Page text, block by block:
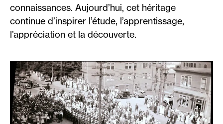
connaissances. Aujourd’hui, cet héritage
continue d’inspirer l’étude, l’apprentissage,
l’appréciation et la découverte.